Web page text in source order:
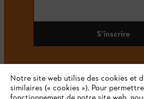
S'inscrire
Notre site web utilise des cookies et
similaires (« cookies »). Pour